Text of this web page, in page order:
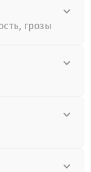
грозы